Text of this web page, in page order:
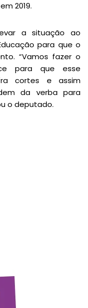
2019.
a situação ao
para que o
“Vamos fazer o
para que esse
cortes e assim
da verba para
o deputado.